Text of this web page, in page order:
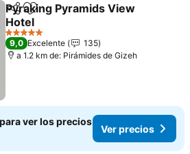
CompartirAñadir a favoritos
Pyraking Pyramids View
Hotel
Ver precios
5 Estrellas
9,0 Excelente
135
a 1.2 km de: Pirámides de Gizeh
ver los precios
Ver precios